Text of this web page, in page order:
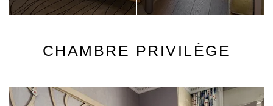
CHAMBRE PRIVILÈGE